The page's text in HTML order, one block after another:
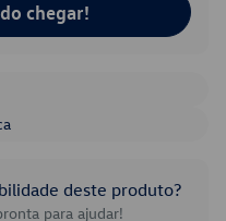
chegar!
deste produto?
para ajudar!